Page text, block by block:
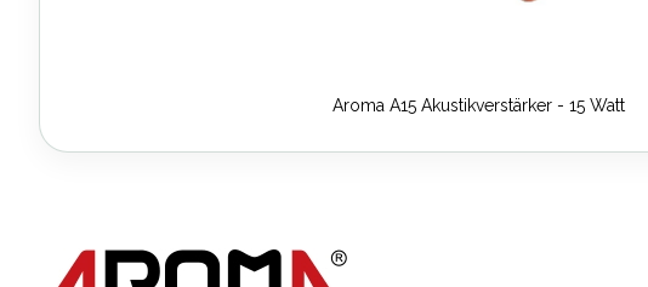
Aroma A15 Akustikverstärker - 15 Watt
springen